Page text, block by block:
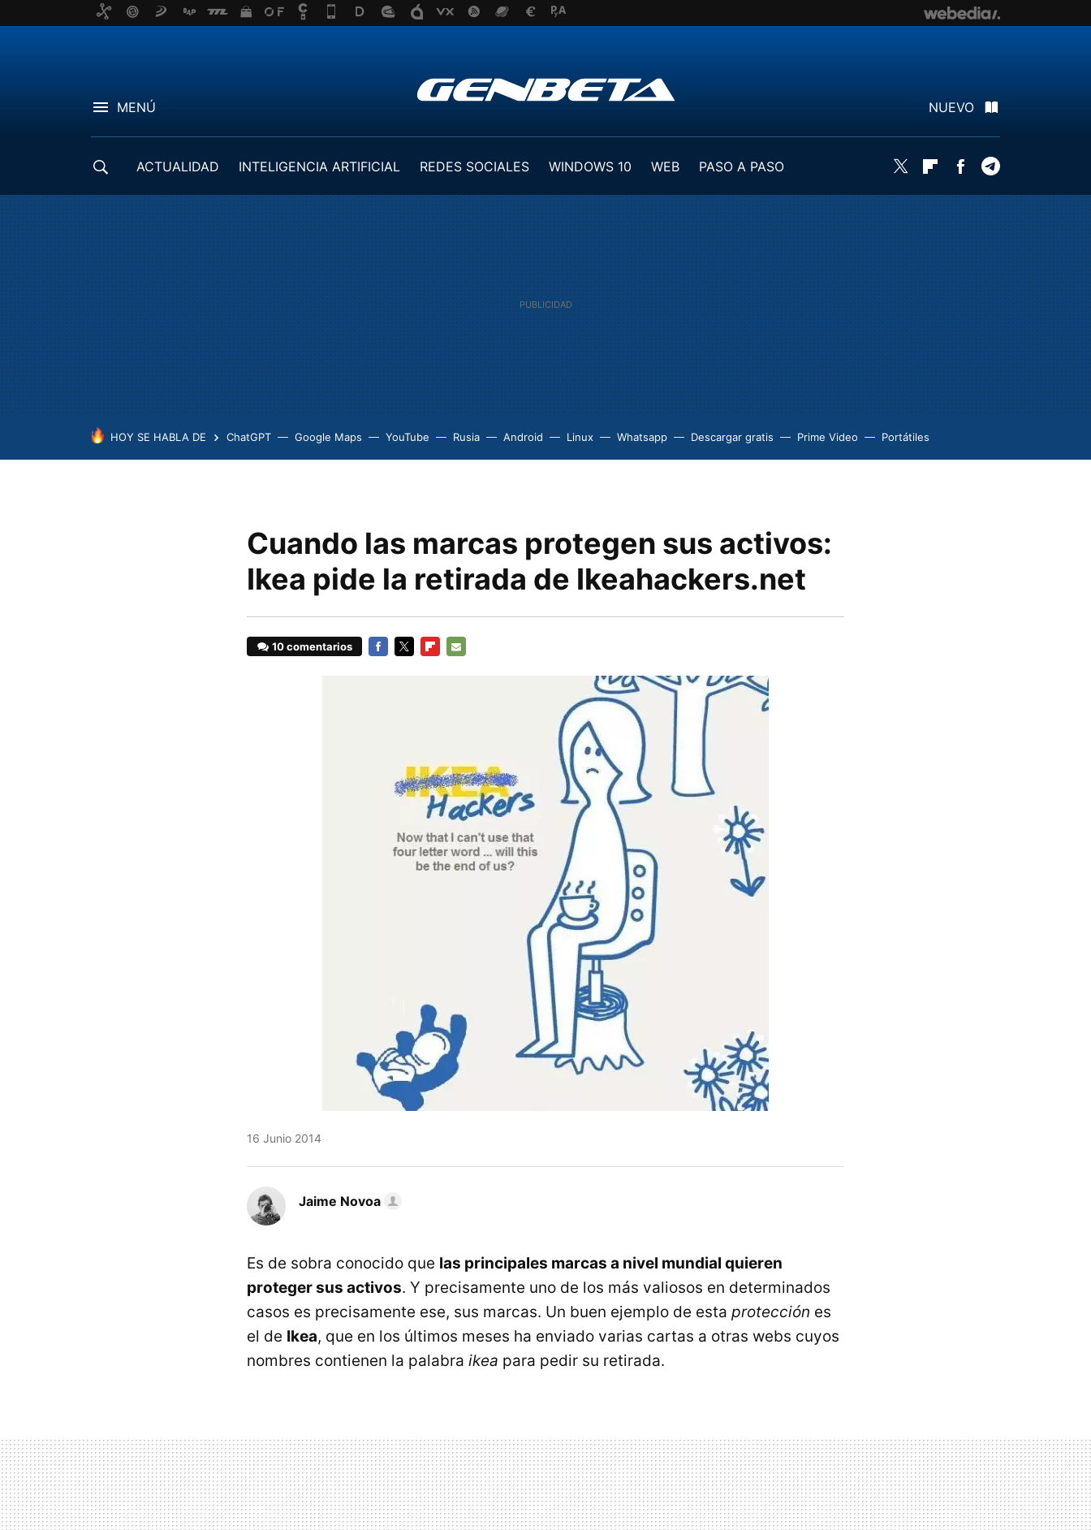
MENÚ NUEVO
ACTUALIDAD INTELIGENCIA ARTIFICIAL REDES SOCIALES WINDOWS 10 WEB
PASO A PASO
Twitter FlipboardFacebook
HOY SE HABLA DE ChatGPT Google Maps YouTube Rusia Android Linux Whatsapp Descargar gratis Prime Video Portátiles
Cuando las marcas protegen sus activos:
Ikea pide la retirada de Ikeahackers.net
10 comentarios
16 Junio 2014
Jaime Novoa
Es de sobra conocido que las principales marcas a nivel mundial quieren
proteger sus activos. Y precisamente uno de los más valiosos en determinados
casos es precisamente ese, sus marcas. Un buen ejemplo de esta protección es
el de Ikea, que en los últimos meses ha enviado varias cartas a otras webs cuyos
nombres contienen la palabra ikea para pedir su retirada.